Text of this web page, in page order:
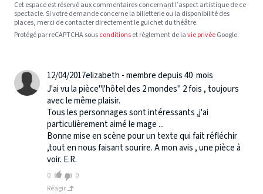
Cet espace est réservé aux commentaires concernant l’aspect artistique de ce
spectacle. Si votre demande concerne la billetterie ou la disponibilité des
places, merci de contacter directement le guichet du théâtre.
Protégé par reCAPTCHA sousconditionset règlement de lavie privéeGoogle.
12/04/2017elizabeth - membre depuis 40 mois
J'ai vu la pièce"l'hôtel des 2 mondes" 2 fois , toujours
avec le même plaisir.
Tous les personnages sont intéressants ,j'ai
particulièrement aimé le mage ...
Bonne mise en scène pour un texte qui fait réfléchir
,tout en nous faisant sourire. A mon avis , une pièce à
voir. E.R.
0
0
Réagir